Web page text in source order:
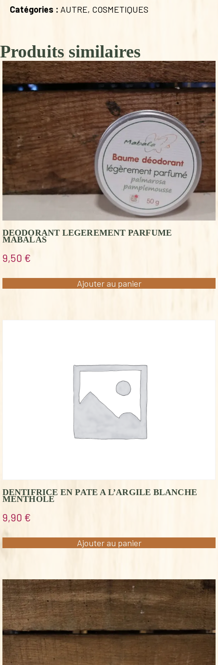
Catégories : AUTRE, COSMETIQUES
Produits similaires
DEODORANT LEGEREMENT PARFUME
MABALAS
9,50 €
Ajouter au panier
DENTIFRICE EN PATE A L’ARGILE BLANCHE
MENTHOLE
9,90 €
Ajouter au panier